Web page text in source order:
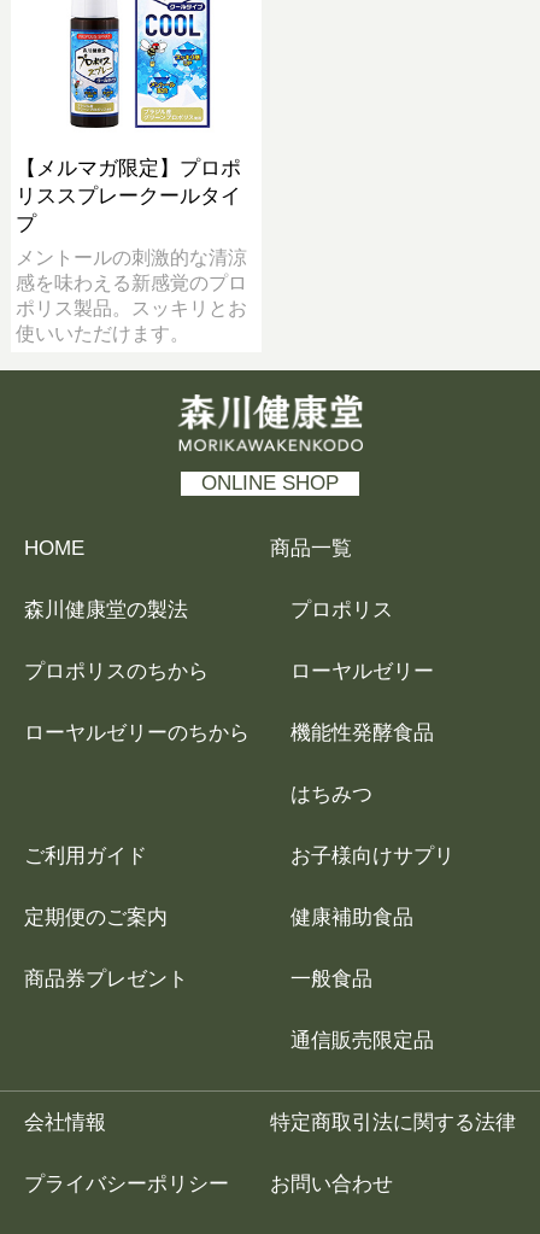
【メルマガ限定】プロポ
リススプレークールタイ
プ
メントールの刺激的な清涼
感を味わえる新感覚のプロ
ポリス製品。スッキリとお
使いいただけます。
森川健康堂 MORIKAWAKENKODO
ONLINE SHOP
HOME 商品一覧
プロポリス
ローヤルゼリー
機能性発酵食品
はちみつ
お子様向けサプリ
健康補助食品
一般食品
通信販売限定品
森川健康堂の製法
プロポリスのちから
ローヤルゼリーのちから
ご利用ガイド
定期便のご案内
商品券プレゼント
会社情報
プライバシーポリシー
特定商取引法に関する法律
お問い合わせ